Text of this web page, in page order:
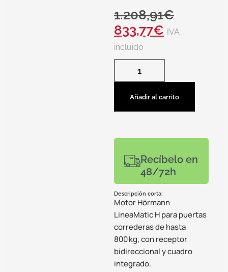
1.208,91€
833,77€ IVA
incluido
Añadir al carrito
Recíbelo en
48/72h
Descripción corta:
Motor Hörmann
LineaMatic H para puertas
correderas de hasta
800 kg, con receptor
bidireccional y cuadro
integrado.